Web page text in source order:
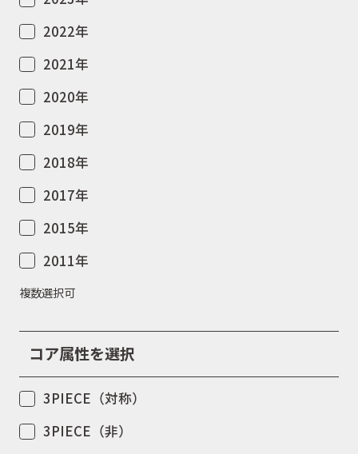
2022年
2021年
2020年
2019年
2018年
2017年
2015年
2011年
複数選択可
コア属性を選択
3PIECE（対称）
3PIECE（非）